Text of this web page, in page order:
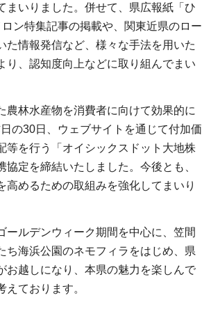
まいりました。併せて、県広報紙「ひ
ン特集記事の掲載や、関東近県のロー
た情報発信など、様々な手法を用いた
り、認知度向上などに取り組んでまい
農林水産物を消費者に向けて効果的に
の30日、ウェブサイトを通じて付加価
等を行う「オイシックスドット大地株
協定を締結いたしました。今後とも、
高めるための取組みを強化してまいり
ールデンウィーク期間を中心に、笠間
ち海浜公園のネモフィラをはじめ、県
お越しになり、本県の魅力を楽しんで
えております。